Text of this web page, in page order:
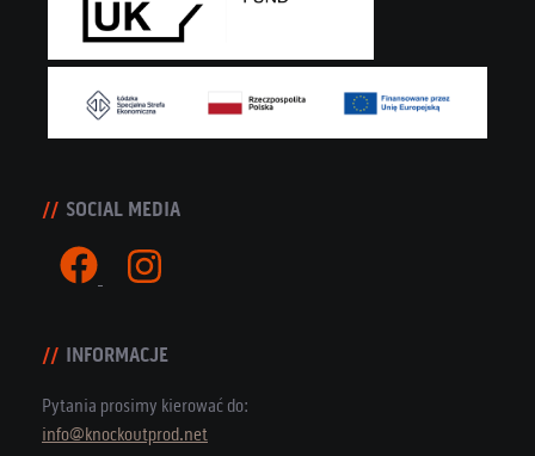
SOCIAL MEDIA
INFORMACJE
Pytania prosimy kierować do:
info@knockoutprod.net